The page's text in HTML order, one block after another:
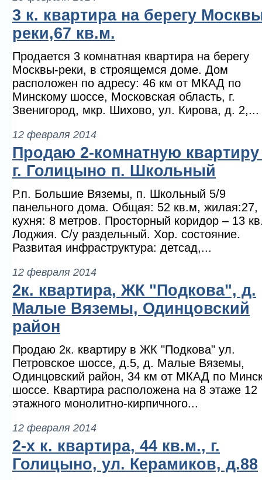
3 к. квартира на берегу
реки,67 кв.м.
Продается 3 комнатная квартира на берегу
Москвы-реки, в строящемся доме. Дом
расположен по адресу: 46 км от МКАД по
Минскому шоссе, Московская область, г.
Звенигород, мкр. Шихово, ул. Кирова, д. 2,...
12 февраля 2014
Продаю 2-комнатную
г. Голицыно п. Школьный
Р.п. Большие Вяземы, п. Школьный 5/9
панельного дома. Общая: 52 кв.м, жилая:27,
кухня: 8 метров. Просторный коридор – 13
Лоджия. С/у раздельный. Хор. состояние.
Развитая инфраструктура: детсад,...
12 февраля 2014
2к. квартира, ЖК "Подкова", д.
Малые Вяземы, Одинцовский
район
Продаю 2к. квартиру в ЖК "Подкова" ул.
Петровское шоссе, д.5, д. Малые Вяземы,
Одинцовский район, 34 км от МКАД по
шоссе. Квартира расположена на 8 этаже 12
этажного монолитно-кирпичного...
12 февраля 2014
2-х к. квартира, 44 кв.м., г.
Голицыно, ул. Керамиков, д.88